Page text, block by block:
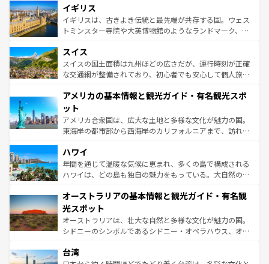
香り高いラベンダー畑など、多彩な楽しみ方が可能だ。さ
らに、パリ以外の地域にも魅力が溢れており、どの街角に
も豊かな歴史と文化が息づいている。パリ以外の個性あふ
を参照してほしい。
顔を持つこの国は、どこを歩いても飽きることがない。ベ
ルリンの文化的活気、バイエルン州のアルプスの絶景、そ
してライン川沿いのワイン畑といった風景は必見。ビール
は、お酒好きな人にはぜひ体験してほしい。 なお、新着の
ドイツ情報はコンテンツ一覧を参照してほしい。
イギリス
イギリスは、古きよき伝統と最先端が共存する国。ウェス
トミンスター寺院や大英博物館のようなランドマーク、歴
リアごとに異なる魅力がある。また、優雅なアフタヌーン
ティー、ビール好きにはたまらない英国パブ、サッカー観
戦など、本場だからこそできる体験も豊富。イギリスを旅
ンツ一覧を参照してほしい。
スイス
スイスの国土面積は九州ほどの広さだが、運行時刻が正確
な交通網が整備されており、初心者でも安心して個人旅行
の建物がそのまま残る町や、スイスならではのユニークな
博物館もあり、アルプス観光だけでなく町歩きも満喫する
ことができる。国民の所得が高いため物価も高いが、旅行
者向けの交通パス提供のサービスもあり、うまく活用すれ
着のスイス情報は
アメリカの基本情報と観光ガイド・有名観光スポ
ット
アメリカ合衆国は、広大な土地と多様な文化が魅力の国。
東海岸の都市部から西海岸のカリフォルニアまで、訪れる
のような巨大都市は、観光、ショッピング、エンターテイ
ンメントが詰まった刺激的なスポットだ。一方、アメリカ
西部には大自然が広がり、グランドキャニオンやイエロー
部のニューオーリンズでは、音楽と美食が融合した独特の
文化が魅力。旅行者はアメリカの各地域で異なる魅力を楽
しみながら、その多様性と豊かな歴史を感じることができ
るだろう。車でのロードトリップや列車の旅も、アメリカ
情報は
ハワイ
年間を通じて温暖な気候に恵まれ、多くの島で構成される
ハワイは、どの島も独自の魅力をもっている。大自然の神
ワイ島は見逃せない。また、定番の観光地といえばオアフ
島だが、静かな自然を求めるならマウイ島やカウアイ島が
おすすめ。エメラルドグリーンに輝く海をはじめ、豊かな
文化や歴史が息づいている。「アロハスピリット」と呼ば
人々、おいしいローカルフードやハワイアンミュージッ
ク、伝統的なフラダンスなど、すべてがハワイの魅力を彩
オーストラリアの基本情報と観光ガイド・有名観
光スポット
オーストラリアは、壮大な自然と多様な文化が魅力の国。
シドニーのシンボルであるシドニー・オペラハウス、オー
リアリーフや大陸中央部にそびえるウルル（エアーズロッ
台湾